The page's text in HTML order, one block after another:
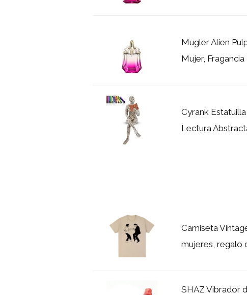
Mugler Alien
Mujer,
Cyrank
Lectura
Camiseta
mujeres, regalo
SHAZ Vibrador